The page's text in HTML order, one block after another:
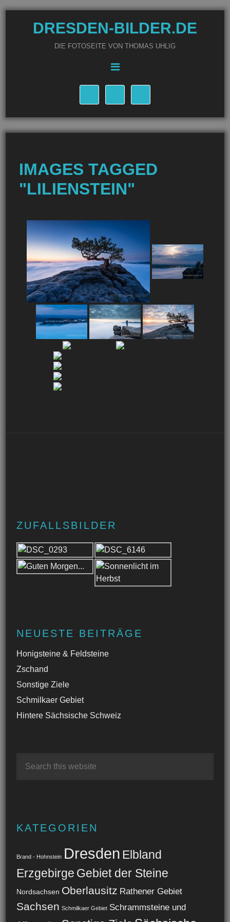
DRESDEN-BILDER.DE
DIE FOTOSEITE VON THOMAS UHLIG
IMAGES TAGGED
"LILIENSTEIN"
ZUFALLSBILDER
NEUESTE BEITRÄGE
Honigsteine & Feldsteine
Zschand
Sonstige Ziele
Schmilkaer Gebiet
Hintere Sächsische Schweiz
KATEGORIEN
Brand - Hohnstein Dresden Elbland
Erzgebirge Gebiet der Steine
Nordsachsen Oberlausitz Rathener Gebiet
Sachsen Schmilkaer Gebiet Schrammsteine und